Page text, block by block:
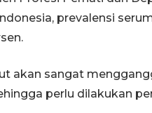
prevalensi
akan sangat
perlu dilakukan